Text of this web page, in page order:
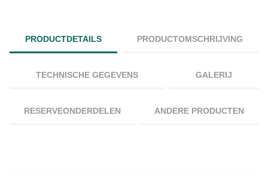
PRODUCTDETAILS PRODUCTOMSCHRIJVING
TECHNISCHE GEGEVENS GALERIJ
RESERVEONDERDELEN ANDERE PRODUCTEN